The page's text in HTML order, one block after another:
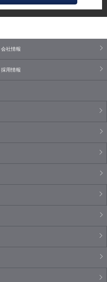
会社情報
採用情報